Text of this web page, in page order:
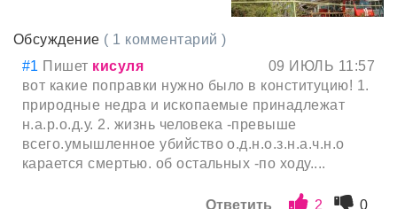
Обсуждение ( 1 комментарий )
#1 Пишет кисуля
09 ИЮЛЬ 11:57
вот какие поправки нужно было в конституцию! 1.
природные недра и ископаемые принадлежат
н.а.р.о.д.у. 2. жизнь человека -превыше
всего.умышленное убийство о.д.н.о.з.н.а.ч.н.о
карается смертью. об остальных -по ходу....
Ответить 2
0